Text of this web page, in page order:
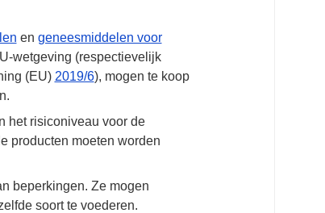
en geneesmiddelen voor
wetgeving (respectievelijk
(EU) 2019/6), mogen te koop
het risiconiveau voor de
producten moeten worden
beperkingen. Ze mogen
soort te voederen.